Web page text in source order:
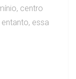
centro
essa